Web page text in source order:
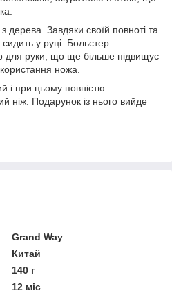
дерева. Завдяки своїй повноті та
у руці. Больстер
для руки, що ще більше підвищує
ножа.
і при цьому повністю
ніж. Подарунок із нього вийде
Grand Way
Китай
140 г
12 міс